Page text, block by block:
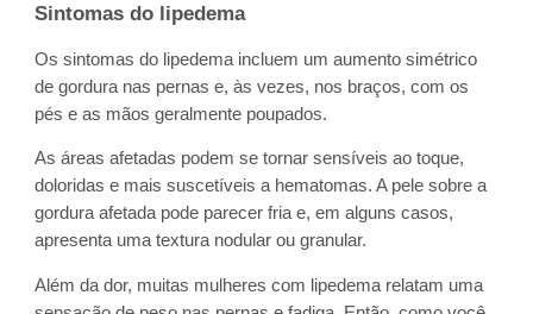
Sintomas do lipedema
Os sintomas do lipedema incluem um aumento simétrico
de gordura nas pernas e, às vezes, nos braços, com os
pés e as mãos geralmente poupados.
As áreas afetadas podem se tornar sensíveis ao toque,
doloridas e mais suscetíveis a hematomas. A pele sobre a
gordura afetada pode parecer fria e, em alguns casos,
apresenta uma textura nodular ou granular.
Além da dor, muitas mulheres com lipedema relatam uma